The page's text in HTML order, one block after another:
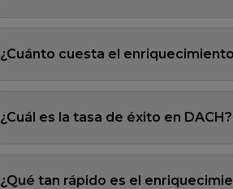
¿Cuánto cuesta el
¿Cuál es la tasa de éxito en DACH?
¿Qué tan rápido es el